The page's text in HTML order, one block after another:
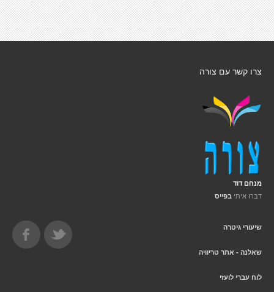
צרו קשר עם צורה
מנחם דוד
דברו איתי בפייס
שיעורי גיטרה
שאלנה - אתר טריוויה
לוח עברי לועזי